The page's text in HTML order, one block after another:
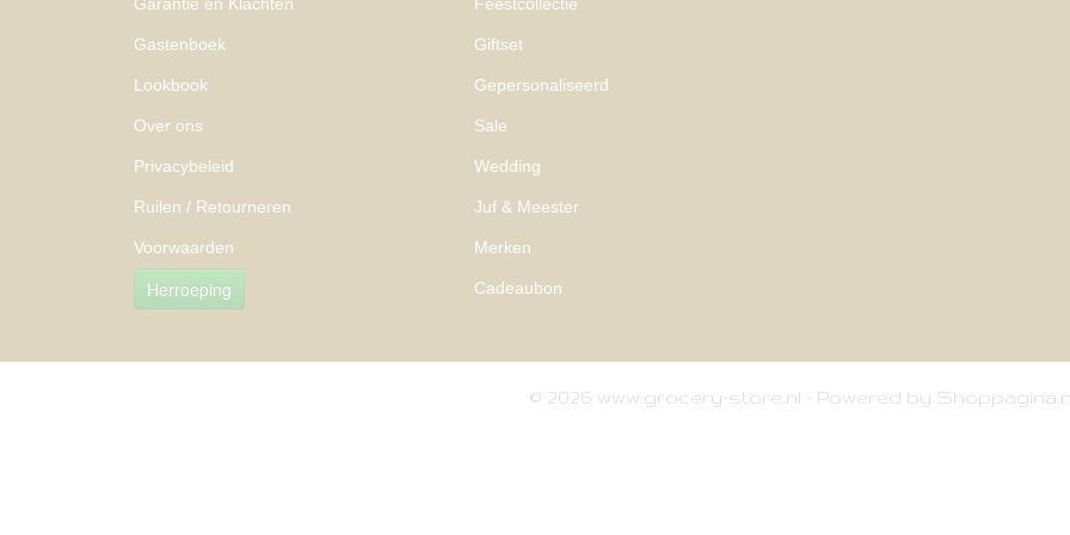
Gastenboek
Lookbook
Over ons
Privacybeleid
Ruilen / Retourneren
Voorwaarden
Herroeping
Giftset
Gepersonaliseerd
Sale
Wedding
Juf & Meester
Merken
Cadeaubon
© 2026 www.grocery-store.nl - Powered by